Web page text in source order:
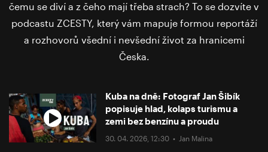
čemu se diví a z čeho mají třeba strach? To se dozvíte v
podcastu ZCESTY, který vám mapuje formou reportáží
a rozhovorů všední i nevšední život za hranicemi
Česka.
Kuba na dně: Fotograf Jan Šibík
popisuje hlad, kolaps turismu a
zemi bez benzínu a proudu
30. 04. 2026, 12:30 • Jan Malina